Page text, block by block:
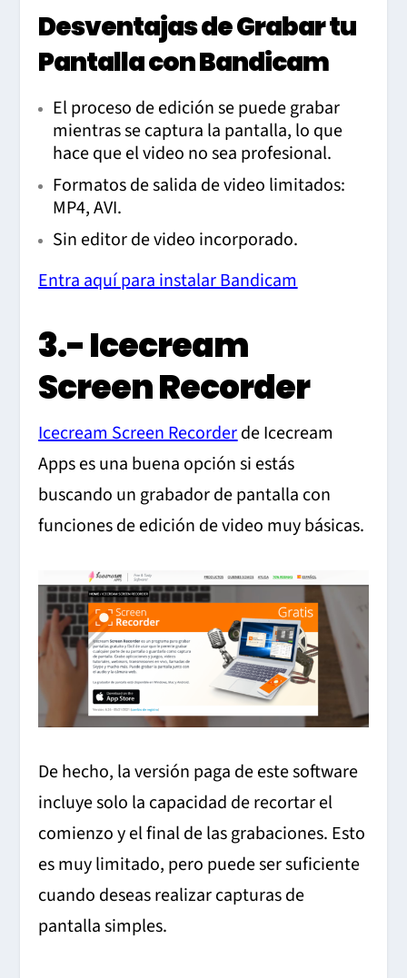
Desventajas de Grabar tu
Pantalla con Bandicam
El proceso de edición se puede grabar
mientras se captura la pantalla, lo que
hace que el video no sea profesional.
Formatos de salida de video limitados:
MP4, AVI.
Sin editor de video incorporado.
Entra aquí para instalar Bandicam
3.- Icecream
Screen Recorder
Icecream Screen Recorderde Icecream
Apps es una buena opción si estás
buscando un grabador de pantalla con
funciones de edición de video muy básicas.
De hecho, la versión paga de este software
incluye solo la capacidad de recortar el
comienzo y el final de las grabaciones. Esto
es muy limitado, pero puede ser suficiente
cuando deseas realizar capturas de
pantalla simples.